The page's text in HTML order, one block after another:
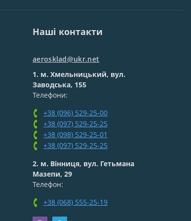
Наші контакти
aerosklad@ukr.net
1. м. Хмельницький, вул.
Заводська, 155
Телефони:
+38 (096) 529-25-00
+38 (097) 529-25-25
+38 (098) 529-25-01
+38 (097) 529-25-25
2. м. Вінниця, вул. Гетьмана
Мазепи, 29
Телефон:
+38 (068) 555-25-19